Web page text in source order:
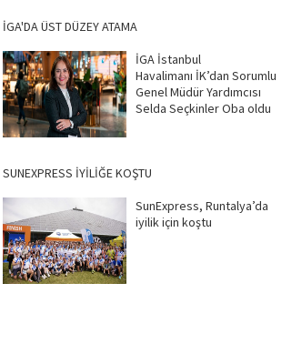
İGA'DA ÜST DÜZEY ATAMA
İGA İstanbul
Havalimanı İK’dan Sorumlu
Genel Müdür Yardımcısı
Selda Seçkinler Oba oldu
SUNEXPRESS İYİLİĞE KOŞTU
SunExpress, Runtalya’da
iyilik için koştu